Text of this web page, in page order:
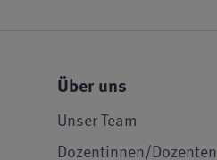
Über uns
Unser Team
Dozentinnen/Dozenten